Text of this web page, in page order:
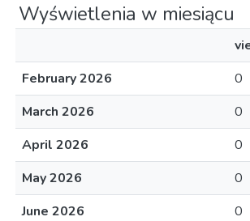
Wyświetlenia w miesiącu
February 2026
0
March 2026
0
April 2026
0
May 2026
0
June 2026
0